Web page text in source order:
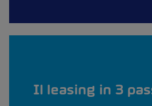
Il leasing in 3